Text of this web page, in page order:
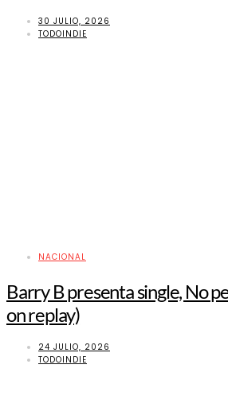
30 JULIO, 2026
TODOINDIE
NACIONAL
Barry B presenta single, No
on replay)
24 JULIO, 2026
TODOINDIE